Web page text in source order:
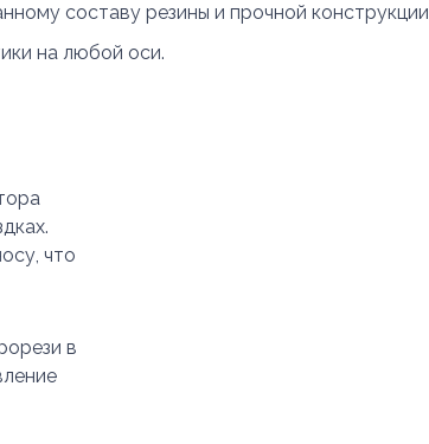
составу резины и прочной конструкции
на любой оси.
что
в